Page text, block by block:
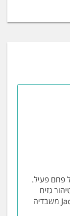
פחם פעיל.
גזים